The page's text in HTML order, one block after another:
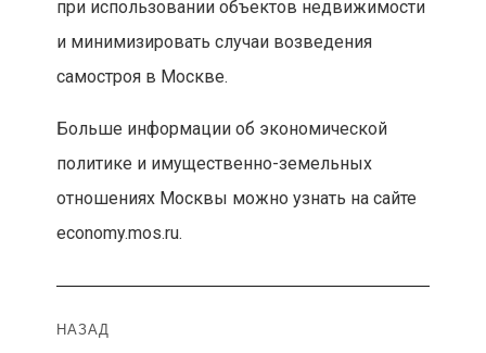
при использовании объектов недвижимости
и минимизировать случаи возведения
самостроя в Москве.
Больше информации об экономической
политике и имущественно-земельных
отношениях Москвы можно узнать на сайте
economy.mos.ru.
Навигация
НАЗАД